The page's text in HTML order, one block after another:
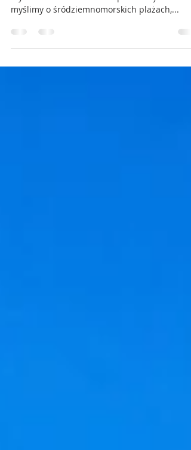
Odkryj ukryty raj: Plaże Północnego Cypru,
myślimy o śródziemnomorskich plażach,...